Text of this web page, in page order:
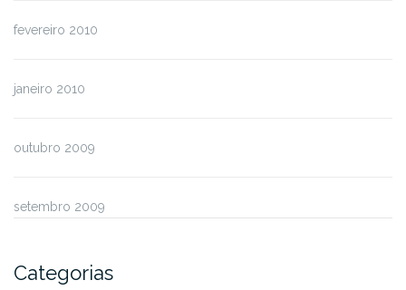
fevereiro 2010
janeiro 2010
outubro 2009
setembro 2009
Categorias